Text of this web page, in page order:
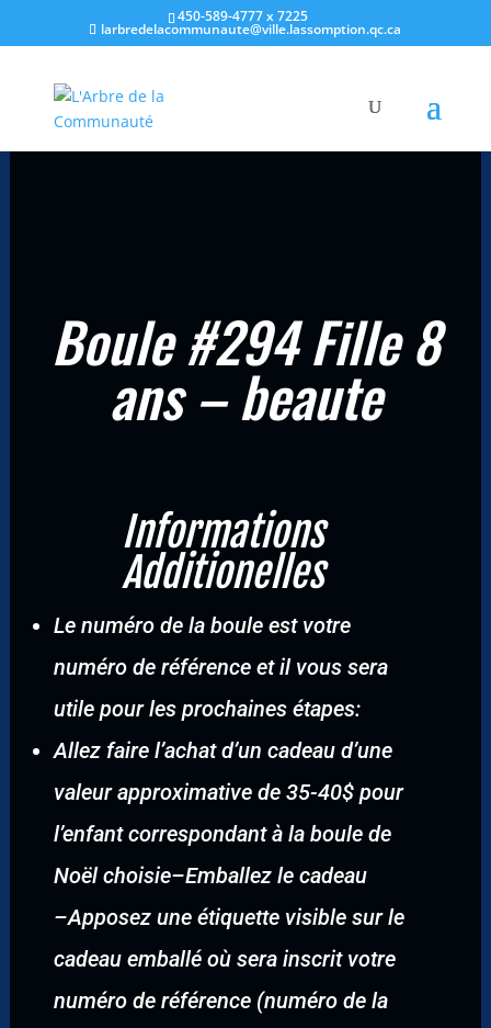
450-589-4777 x 7225
larbredelacommunaute@ville.lassomption.qc.ca
/Champ d'intérêts
/ Boule #294 Fille 8 ans –
Boule #294 Fille 8
ans – beaute
Informations
Additionelles
Le numéro de la boule est votre
numéro de référence et il vous sera
utile pour les prochaines étapes:
Allez faire l’achat d’un cadeau d’une
valeur approximative de 35-40$ pour
l’enfant correspondant à la boule de
Noël choisie–Emballez le cadeau
–Apposez une étiquette visible sur le
cadeau emballé où sera inscrit votre
numéro de référence (numéro de la